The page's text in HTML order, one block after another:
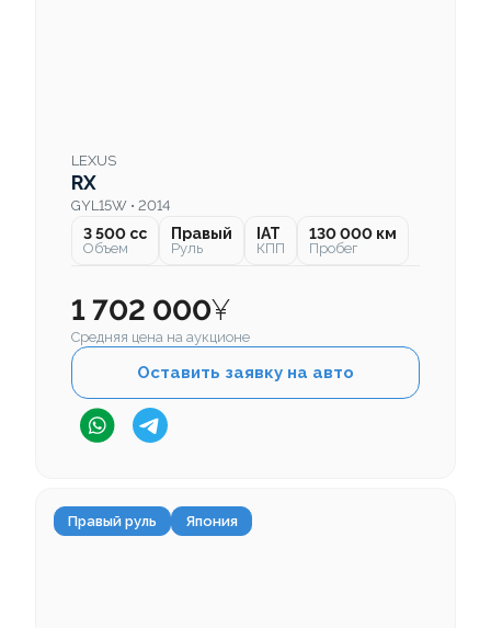
LEXUS
RX
GYL15W • 2014
3 500 cc
Объем
Правый
Руль
IAT
КПП
130 000 км
Пробег
1 702 000¥
Средняя цена на аукционе
Оставить заявку на авто
Правый руль Япония